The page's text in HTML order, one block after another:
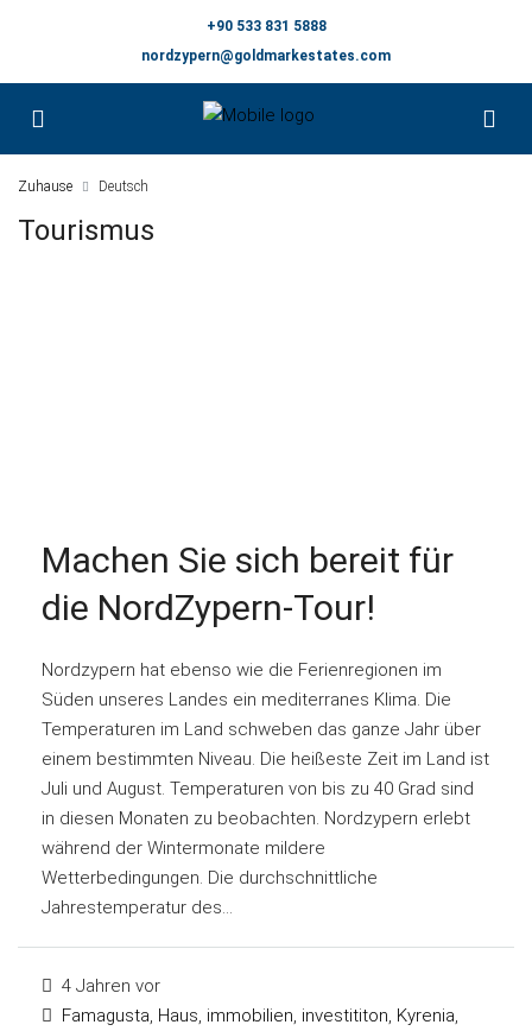
+90 533 831 5888
nordzypern@goldmarkestates.com
Zuhause Deutsch
Tourismus
Machen Sie sich bereit für
die NordZypern-Tour!
Nordzypern hat ebenso wie die Ferienregionen im
Süden unseres Landes ein mediterranes Klima. Die
Temperaturen im Land schweben das ganze Jahr über
einem bestimmten Niveau. Die heißeste Zeit im Land ist
Juli und August. Temperaturen von bis zu 40 Grad sind
in diesen Monaten zu beobachten. Nordzypern erlebt
während der Wintermonate mildere
Wetterbedingungen. Die durchschnittliche
Jahrestemperatur des...
4 Jahren vor
Famagusta, Haus, immobilien, investititon, Kyrenia,